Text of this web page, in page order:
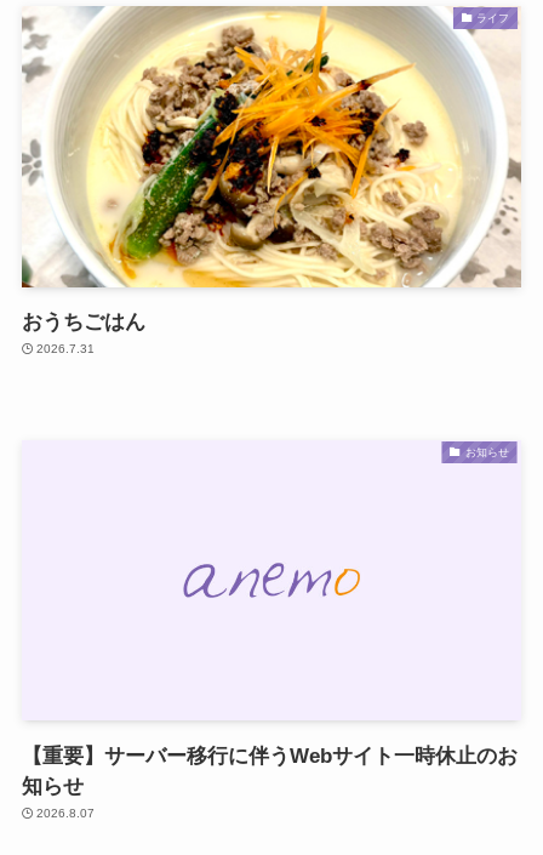
ライフ
おうちごはん
2026.7.31
お知らせ
【重要】サーバー移行に伴うWebサイト一時休止のお
知らせ
2026.8.07